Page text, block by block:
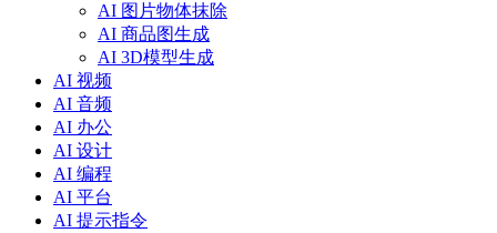
AI 图片物体抹除
AI 商品图生成
AI 3D模型生成
AI 视频
AI 音频
AI 办公
AI 设计
AI 编程
AI 平台
AI 提示指令